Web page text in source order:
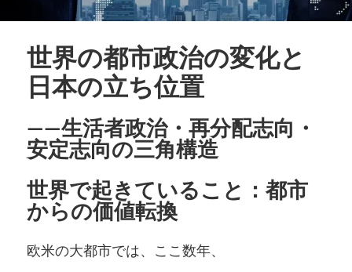
世界の都市政治の変化と
日本の立ち位置
――生活者政治・再分配志向・
安定志向の三角構造
世界で起きていること：都市
からの価値転換
欧米の大都市では、ここ数年、